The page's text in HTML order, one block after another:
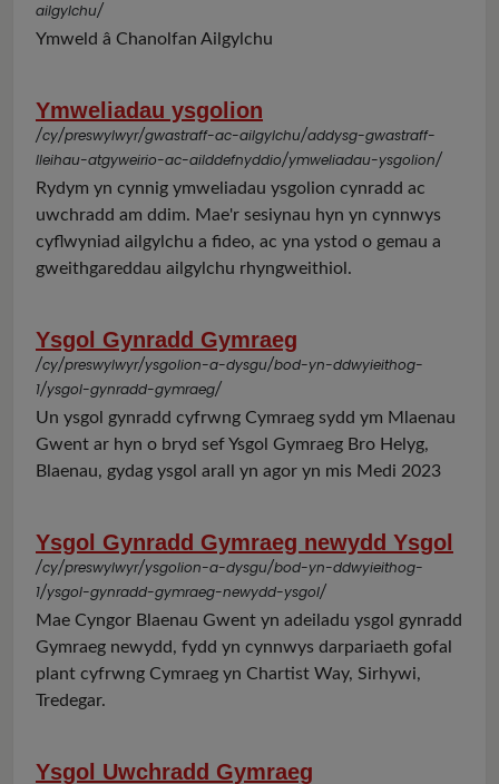
ailgylchu/
Ymweld â Chanolfan Ailgylchu
Ymweliadau ysgolion
/cy/preswylwyr/gwastraff-ac-ailgylchu/addysg-gwastraff-
lleihau-atgyweirio-ac-ailddefnyddio/ymweliadau-ysgolion/
Rydym yn cynnig ymweliadau ysgolion cynradd ac
uwchradd am ddim. Mae'r sesiynau hyn yn cynnwys
cyflwyniad ailgylchu a fideo, ac yna ystod o gemau a
gweithgareddau ailgylchu rhyngweithiol.
Ysgol Gynradd Gymraeg
/cy/preswylwyr/ysgolion-a-dysgu/bod-yn-ddwyieithog-
1/ysgol-gynradd-gymraeg/
Un ysgol gynradd cyfrwng Cymraeg sydd ym Mlaenau
Gwent ar hyn o bryd sef Ysgol Gymraeg Bro Helyg,
Blaenau, gydag ysgol arall yn agor yn mis Medi 2023
Ysgol Gynradd Gymraeg newydd Ysgol
/cy/preswylwyr/ysgolion-a-dysgu/bod-yn-ddwyieithog-
1/ysgol-gynradd-gymraeg-newydd-ysgol/
Mae Cyngor Blaenau Gwent yn adeiladu ysgol gynradd
Gymraeg newydd, fydd yn cynnwys darpariaeth gofal
plant cyfrwng Cymraeg yn Chartist Way, Sirhywi,
Tredegar.
Ysgol Uwchradd Gymraeg